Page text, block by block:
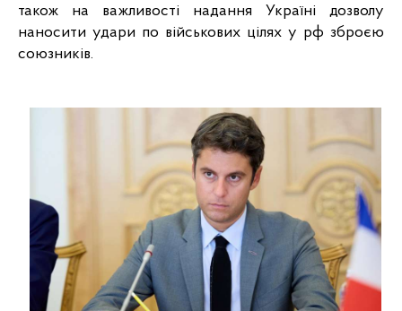
також на важливості надання Україні дозволу
наносити удари по військових цілях у рф зброєю
союзників.